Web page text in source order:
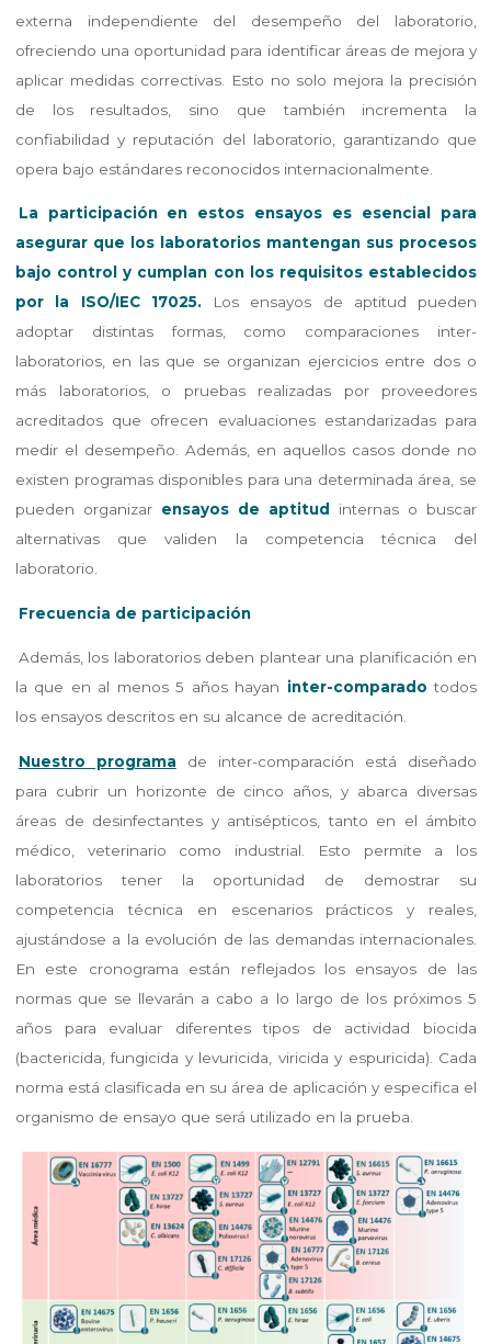
externa independiente del desempeño del laboratorio,
ofreciendo una oportunidad para identificar áreas de mejora y
aplicar medidas correctivas. Esto no solo mejora la precisión
de los resultados, sino que también incrementa la
confiabilidad y reputación del laboratorio, garantizando que
opera bajo estándares reconocidos internacionalmente.
La participación en estos ensayos es esencial para
asegurar que los laboratorios mantengan sus procesos
bajo control y cumplan con los requisitos establecidos
por la ISO/IEC 17025.Los ensayos de aptitud pueden
adoptar distintas formas, como comparaciones inter-
laboratorios, en las que se organizan ejercicios entre dos o
más laboratorios, o pruebas realizadas por proveedores
acreditados que ofrecen evaluaciones estandarizadas para
medir el desempeño. Además, en aquellos casos donde no
existen programas disponibles para una determinada área, se
pueden organizar ensayos de aptitud
internas o buscar
alternativas que validen la competencia técnica del
laboratorio.
Frecuencia de participación
Además, los laboratorios deben plantear una planificación en
la que en al menos 5 años hayan inter-comparado todos
los ensayos descritos en su alcance de acreditación.
Nuestro programa de inter-comparación está diseñado
para cubrir un horizonte de cinco años, y abarca diversas
áreas de desinfectantes y antisépticos, tanto en el ámbito
médico, veterinario como industrial. Esto permite a los
laboratorios tener la oportunidad de demostrar su
competencia técnica en escenarios prácticos y reales,
ajustándose a la evolución de las demandas internacionales.
En este cronograma están reflejados los ensayos de las
normas que se llevarán a cabo a lo largo de los próximos 5
años para evaluar diferentes tipos de actividad biocida
(bactericida, fungicida y levuricida, viricida y espuricida). Cada
norma está clasificada en su área de aplicación y especifica el
organismo de ensayo que será utilizado en la prueba.